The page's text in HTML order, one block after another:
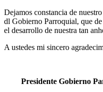
Dejamos constancia de
dl Gobierno Parroquial, que
el desarrollo de nuestra tan
A ustedes mi sincero
Presidente Gobierno